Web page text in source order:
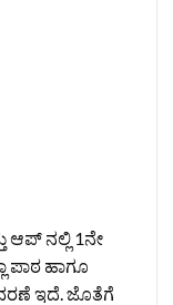
ಆಪ್ ನಲ್ಲಿ 1ನೇ
ಪಾಠ ಹಾಗೂ
ಇದೆ. ಜೊತೆಗೆ